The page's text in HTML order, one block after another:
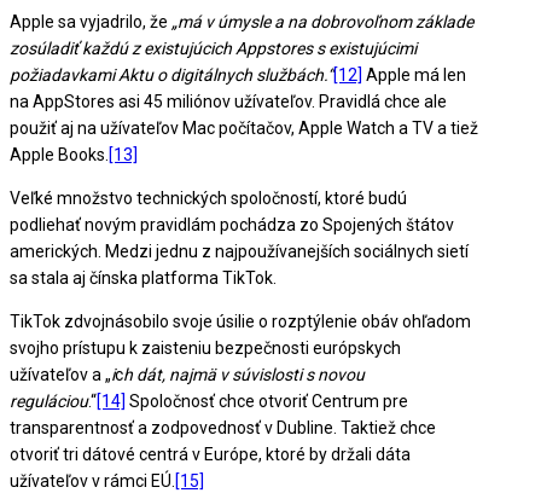
Apple sa vyjadrilo, že „má v úmysle a na dobrovoľnom základe
zosúladiť každú z existujúcich Appstores s existujúcimi
požiadavkami Aktu o digitálnych službách.“[12] Apple má len
na AppStores asi 45 miliónov užívateľov. Pravidlá chce ale
použiť aj na užívateľov Mac počítačov, Apple Watch a TV a tiež
Apple Books. [13]
Veľké množstvo technických spoločností, ktoré budú
podliehať novým pravidlám pochádza zo Spojených štátov
amerických. Medzi jednu z najpoužívanejších sociálnych sietí
sa stala aj čínska platforma TikTok.
TikTok zdvojnásobilo svoje úsilie o rozptýlenie obáv ohľadom
svojho prístupu k zaisteniu bezpečnosti európskych
užívateľov a „ich dát, najmä v súvislosti s novou
reguláciou.“[14] Spoločnosť chce otvoriť Centrum pre
transparentnosť a zodpovednosť v Dubline. Taktiež chce
otvoriť tri dátové centrá v Európe, ktoré by držali dáta
užívateľov v rámci EÚ. [15]